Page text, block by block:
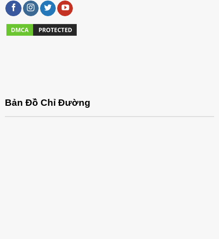
Bản Đồ Chỉ Đường